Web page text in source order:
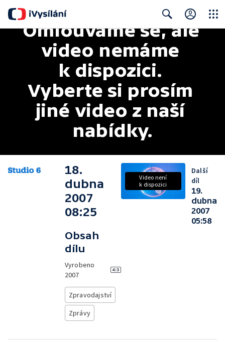
Search
Omlouváme se, ale
video nemáme
k dispozici.
Vyberte si prosím
jiné video z naší
nabídky.
18.
dubna
2007
08:25
Obsah
dílu
Vyrobeno
2007
Zpravodajství
Zprávy
Video není
k dispozici
Další
díl
19.
dubna
2007
05:58